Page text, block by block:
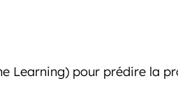
Learning) pour prédire la